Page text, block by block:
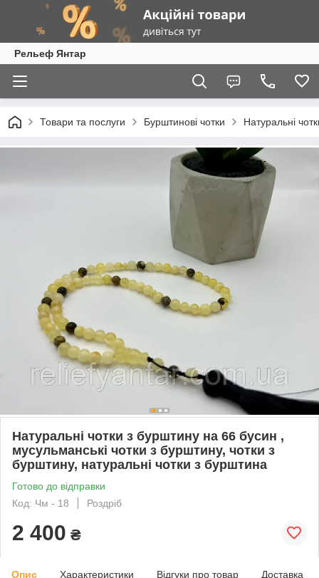
Рельеф Янтар
Товари та послуги Бурштинові чотки Натуральні
Натуральні чотки з бурштину на 66 бусин ,
мусульманські чотки з бурштину, чотки з
бурштину, натуральні чотки з бурштина
Готово до відправки
Код: Чм - 18
Роздріб
2 400 ₴
Опис Характеристики Відгуки про товар Доставка